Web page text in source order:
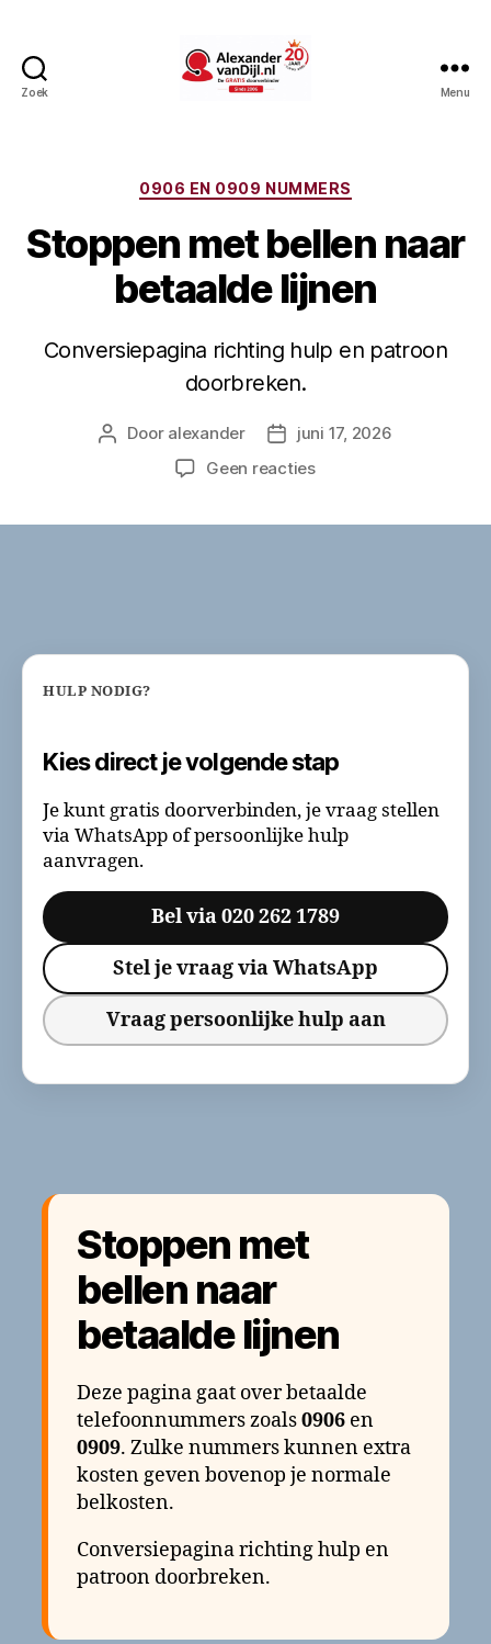
Zoek Menu
Categorieën
0906 EN 0909 NUMMERS
Stoppen met bellen naar
betaalde lijnen
Conversiepagina richting hulp en patroon
doorbreken.
Berichtauteur
Door alexander Berichtdatum
juni 17, 2026
Geen reactiesop
HULP NODIG?
Kies direct je volgende stap
Je kunt gratis doorverbinden, je vraag stellen
via WhatsApp of persoonlijke hulp
aanvragen.
Bel via 020 262 1789
Stel je vraag via WhatsApp
Vraag persoonlijke hulp aan
Stoppen met
bellen naar
betaalde lijnen
Deze pagina gaat over betaalde
telefoonnummers zoals0906 en
0909. Zulke nummers kunnen extra
kosten geven bovenop je normale
belkosten.
Conversiepagina richting hulp en
patroon doorbreken.